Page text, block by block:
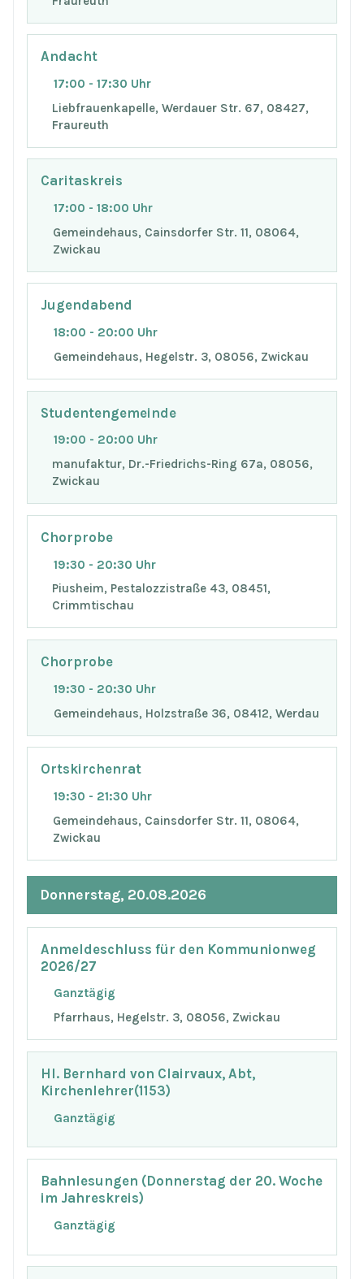
Andacht
17:00 - 17:30 Uhr
Liebfrauenkapelle, Werdauer Str. 67, 08427,
Fraureuth
Caritaskreis
17:00 - 18:00 Uhr
Gemeindehaus, Cainsdorfer Str. 11, 08064,
Zwickau
Jugendabend
18:00 - 20:00 Uhr
Gemeindehaus, Hegelstr. 3, 08056, Zwickau
Studentengemeinde
19:00 - 20:00 Uhr
manufaktur, Dr.-Friedrichs-Ring 67a, 08056,
Zwickau
Chorprobe
19:30 - 20:30 Uhr
Piusheim, Pestalozzistraße 43, 08451,
Crimmtischau
Chorprobe
19:30 - 20:30 Uhr
Gemeindehaus, Holzstraße 36, 08412, Werdau
Ortskirchenrat
19:30 - 21:30 Uhr
Gemeindehaus, Cainsdorfer Str. 11, 08064,
Zwickau
Donnerstag, 20.08.2026
Anmeldeschluss für den Kommunionweg
2026/27
Ganztägig
Pfarrhaus, Hegelstr. 3, 08056, Zwickau
Hl. Bernhard von Clairvaux, Abt,
Kirchenlehrer(1153)
Ganztägig
Bahnlesungen (Donnerstag der 20. Woche
im Jahreskreis)
Ganztägig